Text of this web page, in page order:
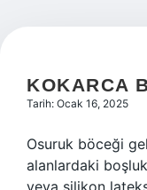
KOKARCA
Tarih: Ocak 16, 2025
Osuruk böceği
alanlardaki
veya silikon